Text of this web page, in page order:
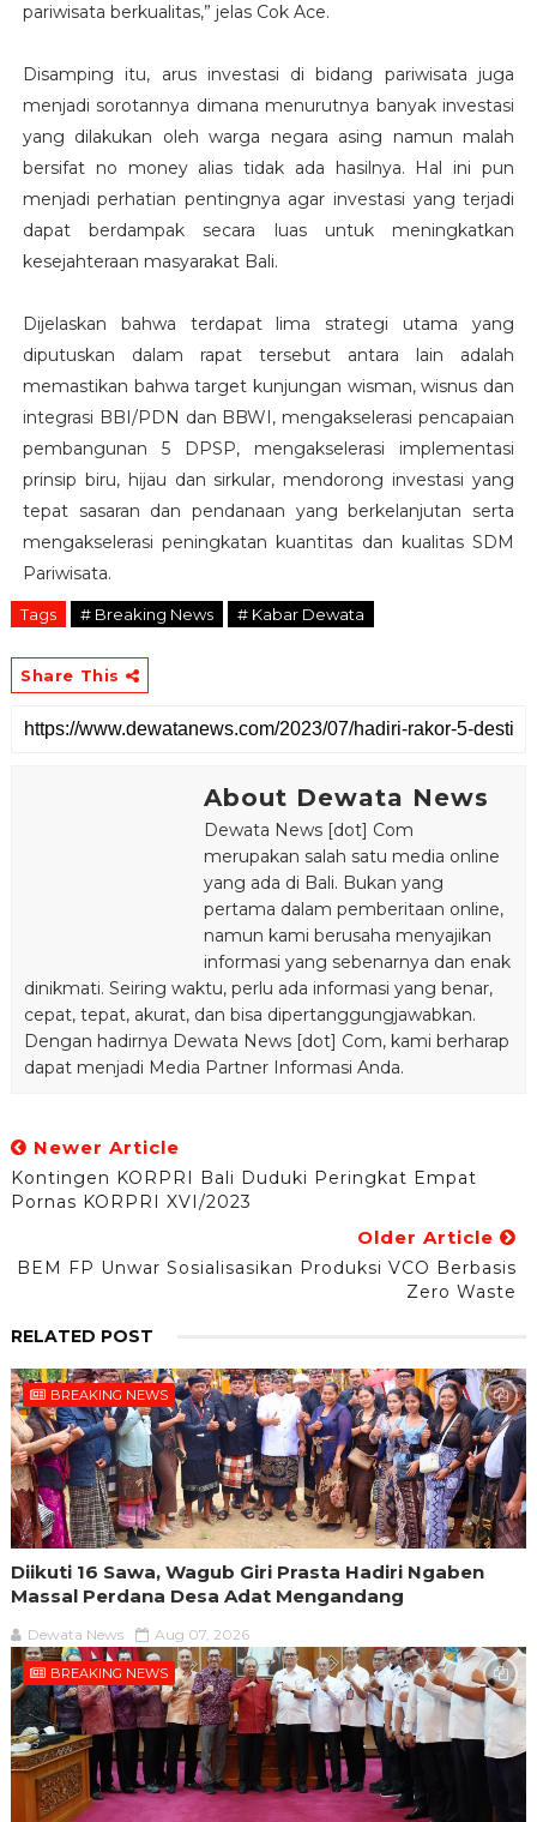
pariwisata berkualitas,” jelas Cok Ace.
Disamping itu, arus investasi di bidang pariwisata juga
menjadi sorotannya dimana menurutnya banyak investasi
yang dilakukan oleh warga negara asing namun malah
bersifat no money alias tidak ada hasilnya. Hal ini pun
menjadi perhatian pentingnya agar investasi yang terjadi
dapat berdampak secara luas untuk meningkatkan
kesejahteraan masyarakat Bali.
Dijelaskan bahwa terdapat lima strategi utama yang
diputuskan dalam rapat tersebut antara lain adalah
memastikan bahwa target kunjungan wisman, wisnus dan
integrasi BBI/PDN dan BBWI, mengakselerasi pencapaian
pembangunan 5 DPSP, mengakselerasi implementasi
prinsip biru, hijau dan sirkular, mendorong investasi yang
tepat sasaran dan pendanaan yang berkelanjutan serta
mengakselerasi peningkatan kuantitas dan kualitas SDM
Pariwisata.
Tags # Breaking News # Kabar Dewata
Share This
About Dewata News
Dewata News [dot] Com
merupakan salah satu media online
yang ada di Bali. Bukan yang
pertama dalam pemberitaan online,
namun kami berusaha menyajikan
informasi yang sebenarnya dan enak
dinikmati. Seiring waktu, perlu ada informasi yang benar,
cepat, tepat, akurat, dan bisa dipertanggungjawabkan.
Dengan hadirnya Dewata News [dot] Com, kami berharap
dapat menjadi Media Partner Informasi Anda.
Newer Article
Kontingen KORPRI Bali Duduki Peringkat Empat
Pornas KORPRI XVI/2023
Older Article
BEM FP Unwar Sosialisasikan Produksi VCO Berbasis
Zero Waste
RELATED POST
BREAKING NEWS
Diikuti 16 Sawa, Wagub Giri Prasta Hadiri Ngaben
Massal Perdana Desa Adat Mengandang
Dewata News Aug 07, 2026
BREAKING NEWS